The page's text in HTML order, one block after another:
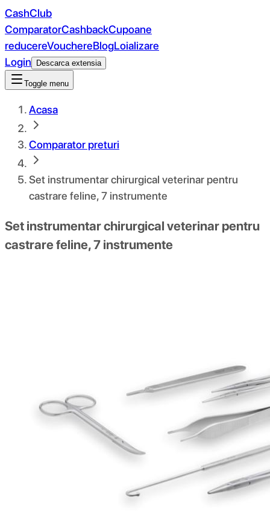
CashClub
ComparatorCashbackCupoane
reducereVouchereBlogLoializare
Login
Descarca extensia
Toggle menu
Acasa
Comparator preturi
Set instrumentar chirurgical veterinar pentru
castrare feline, 7 instrumente
Set instrumentar chirurgical veterinar pentru
castrare feline, 7 instrumente